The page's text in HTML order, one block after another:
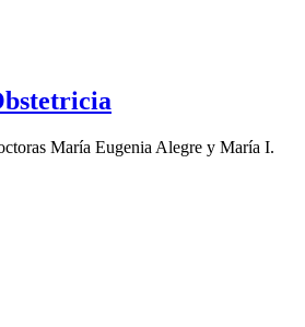
María Eugenia Alegre y María I.